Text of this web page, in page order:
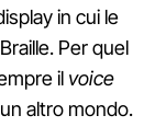
in cui le
Per quel
il voice
altro mondo.